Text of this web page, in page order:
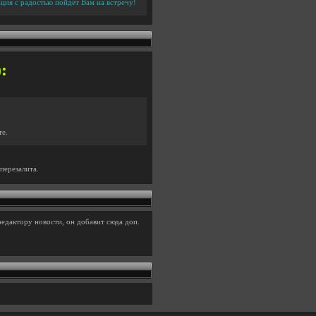
с радостью пойдет Вам на встречу!
новости, он добавит сюда доп.